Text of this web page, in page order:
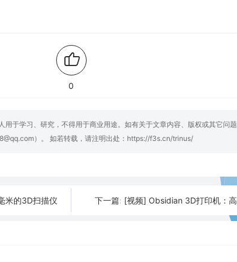
0
用于学习、研究，不得用于商业用途。如有关于文章内容、版权或其它问
）。 如若转载，请注明出处： https://f3s.cn/trinus/
米的3D扫描仪 下一篇: [视频] Obsidian 3D打印机：